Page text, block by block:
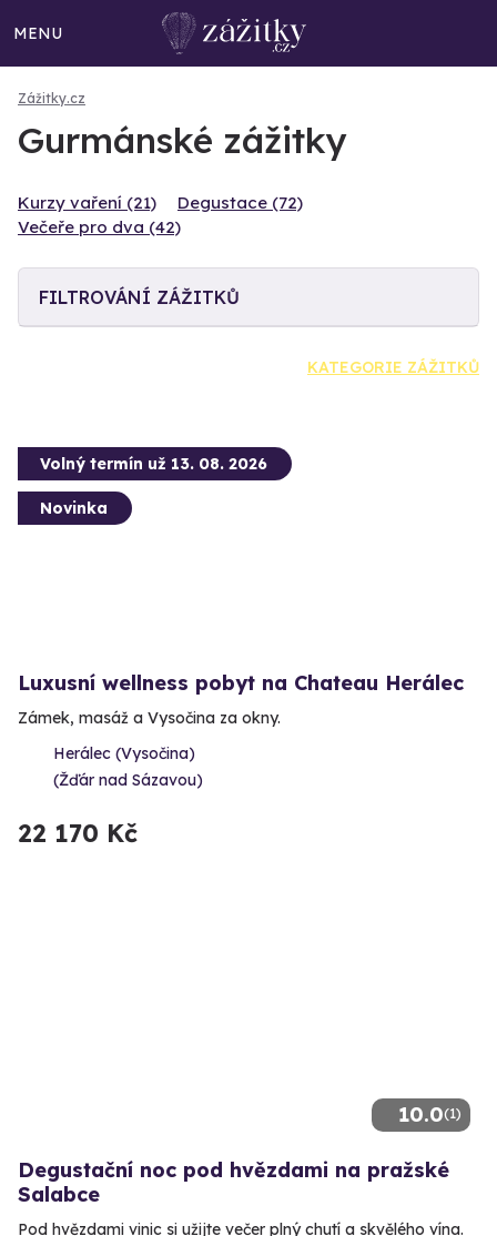
MENU
Zážitky.cz
Gurmánské zážitky
Kurzy vaření (21)
Degustace (72)
Večeře pro dva (42)
FILTROVÁNÍ ZÁŽITKŮ
KATEGORIE ZÁŽITKŮ
Volný termín už 13. 08. 2026
Novinka
Luxusní wellness pobyt na Chateau Herálec
Zámek, masáž a Vysočina za okny.
Herálec (Vysočina)
(Žďár nad Sázavou)
22 170 Kč
10.0(1)
Degustační noc pod hvězdami na pražské
Salabce
Pod hvězdami vinic si užijte večer plný chutí a skvělého vína.